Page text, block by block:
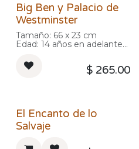
Big Ben y Palacio de
Westminster
Tamaño: 66 x 23 cm
Edad: 14 años en adelante
$ 265.00
El Encanto de lo
Salvaje